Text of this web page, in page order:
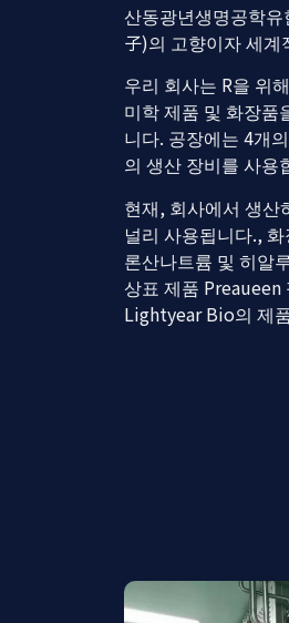
산동광년생명공학
子)의 고향이자 세계
우리 회사는 R을 위
미학 제품 및 화장품
니다. 공장에는 4개
의 생산 장비를 사용
현재, 회사에서 생산
널리 사용됩니다.,
론산나트륨 및 히알
상표 제품 Preaueen
Lightyear Bio의 제